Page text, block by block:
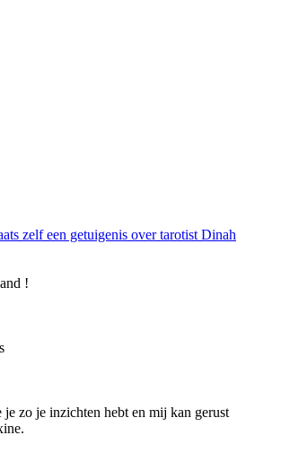
zelf een getuigenis over tarotist Dinah
!
zo je inzichten hebt en mij kan gerust